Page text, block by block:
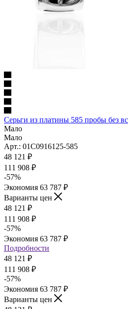
Серьги из платины 585 пробы без
Мало
Мало
Арт.: 01С0916125-585
48 121 ₽
111 908 ₽
-57%
Экономия 63 787 ₽
Варианты цен
48 121 ₽
111 908 ₽
-57%
Экономия 63 787 ₽
Подробности
48 121 ₽
111 908 ₽
-57%
Экономия 63 787 ₽
Варианты цен